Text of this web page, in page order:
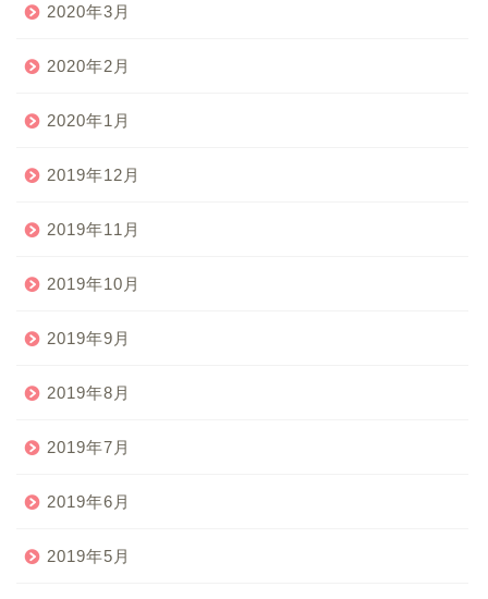
2020年3月
2020年2月
2020年1月
2019年12月
2019年11月
2019年10月
2019年9月
2019年8月
2019年7月
2019年6月
2019年5月